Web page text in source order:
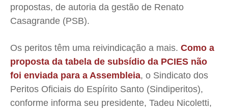
Publicidade Legal
Quem Somos
Expediente
Contato
Publicidade Legal
Quem Somos
Expediente
Contato
Publicidade Legal
Quem Somos
Expediente
Contato
Publicidade Legal
Quem Somos
Expediente
Contato
propostas, de autoria da gestão de Renato
Casagrande (PSB).
Os peritos têm uma reivindicação a mais. Como a
proposta da tabela de subsídio da PCIES não
foi enviada para a Assembleia, o Sindicato dos
Peritos Oficiais do Espírito Santo (Sindiperitos),
conforme informa seu presidente, Tadeu Nicoletti,